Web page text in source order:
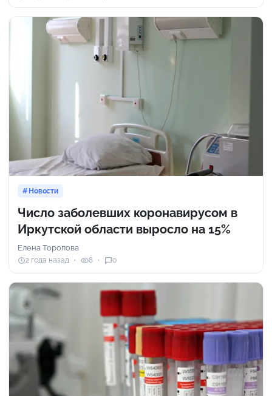
Новости
Число заболевших коронавирусом в
Иркутской области выросло на 15%
Елена Торопова
2 года назад 8 0